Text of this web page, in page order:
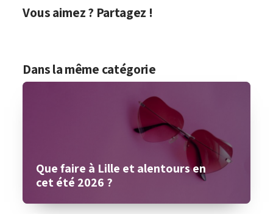
Vous aimez ? Partagez !
Dans la même catégorie
Que faire à Lille et alentours en
cet été 2026 ?